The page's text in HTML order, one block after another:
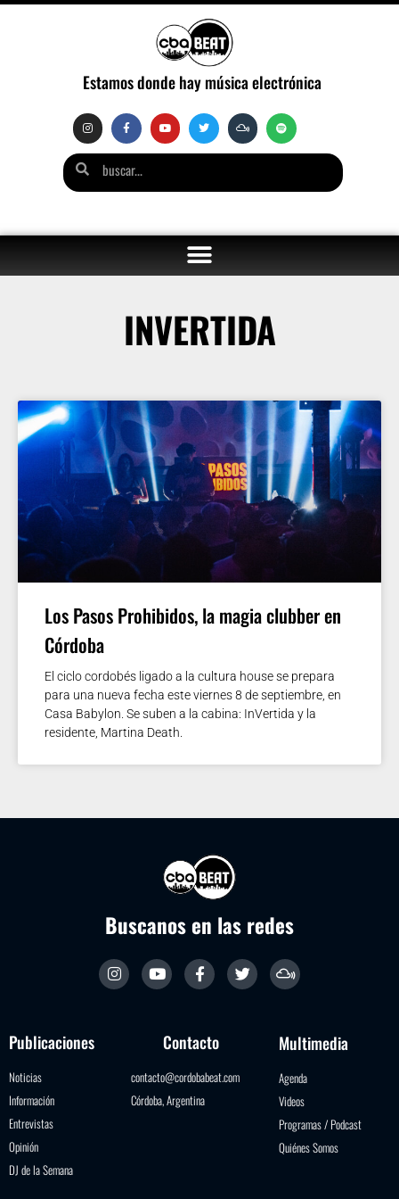
Estamos donde hay música electrónica
INVERTIDA
Los Pasos Prohibidos, la magia clubber en
Córdoba
El ciclo cordobés ligado a la cultura house se prepara
para una nueva fecha este viernes 8 de septiembre, en
Casa Babylon. Se suben a la cabina: InVertida y la
residente, Martina Death.
Buscanos en las redes
Publicaciones
Noticias
Información
Entrevistas
Opinión
DJ de la Semana
Contacto
contacto@cordobabeat.com
Córdoba, Argentina
Multimedia
Agenda
Videos
Programas / Podcast
Quiénes Somos